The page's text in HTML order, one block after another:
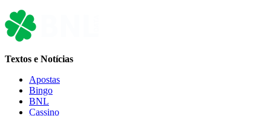
Textos e Notícias
Apostas
Bingo
BNL
Cassino